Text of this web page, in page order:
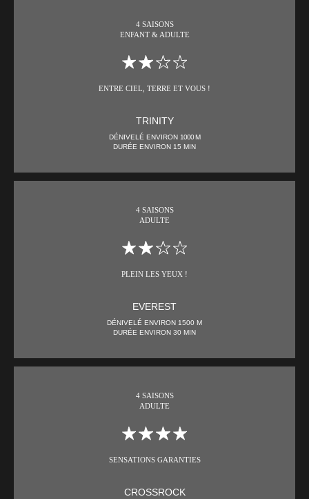
4 SAISONS
ENFANT & ADULTE
ENTRE CIEL, TERRE ET VOUS !
TRINITY
DÉNIVELÉ ENVIRON 1000 M
DURÉE ENVIRON 15 MIN
4 SAISONS
ADULTE
PLEIN LES YEUX !
EVEREST
DÉNIVELÉ ENVIRON 1500 M
DURÉE ENVIRON 30 MIN
4 SAISONS
ADULTE
SENSATIONS GARANTIES
CROSSROCK